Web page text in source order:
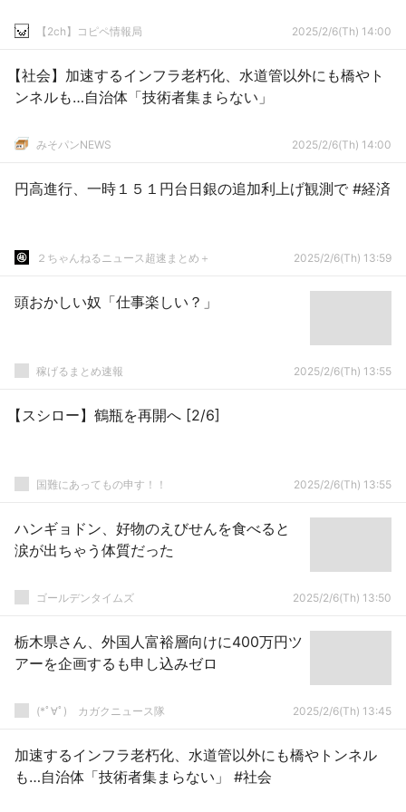
【2ch】コピペ情報局 2025/2/6(Th) 14:00
【社会】加速するインフラ老朽化、水道管以外にも橋やト
ンネルも…自治体「技術者集まらない」
みそパンNEWS 2025/2/6(Th) 14:00
円高進行、一時１５１円台日銀の追加利上げ観測で #経済
２ちゃんねるニュース超速まとめ＋ 2025/2/6(Th) 13:59
頭おかしい奴「仕事楽しい？」
稼げるまとめ速報 2025/2/6(Th) 13:55
【スシロー】鶴瓶を再開へ [2/6]
国難にあってもの申す！！ 2025/2/6(Th) 13:55
ハンギョドン、好物のえびせんを食べると
涙が出ちゃう体質だった
ゴールデンタイムズ 2025/2/6(Th) 13:50
栃木県さん、外国人富裕層向けに400万円ツ
アーを企画するも申し込みゼロ
(*ﾟ∀ﾟ)ゞカガクニュース隊 2025/2/6(Th) 13:45
加速するインフラ老朽化、水道管以外にも橋やトンネル
も…自治体「技術者集まらない」 #社会